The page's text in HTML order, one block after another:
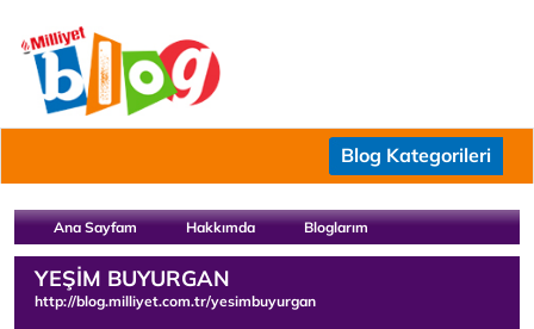
Blog Kategorileri
Ana Sayfam Hakkımda Bloglarım
YEŞİM BUYURGAN
http://blog.milliyet.com.tr/yesimbuyurgan